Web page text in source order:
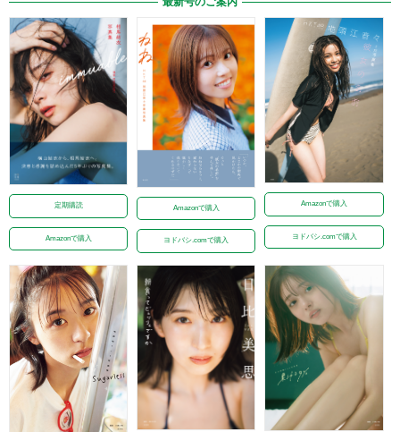
定期購読
Amazonで購入
Amazonで購入
ヨドバシ.comで購入
Amazonで購入
ヨドバシ.comで購入